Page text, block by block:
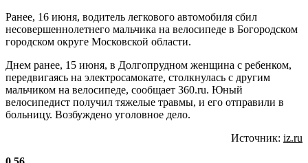
Ранее, 16 июня, водитель легкового автомобиля сбил
несовершеннолетнего мальчика на велосипеде в Богородском
городском округе Московской области.
Днем ранее, 15 июня, в Долгопрудном женщина с ребенком,
передвигаясь на электросамокате, столкнулась с другим
мальчиком на велосипеде, сообщает 360.ru. Юный
велосипедист получил тяжелые травмы, и его отправили в
больницу. Возбуждено уголовное дело.
Источник: iz.ru